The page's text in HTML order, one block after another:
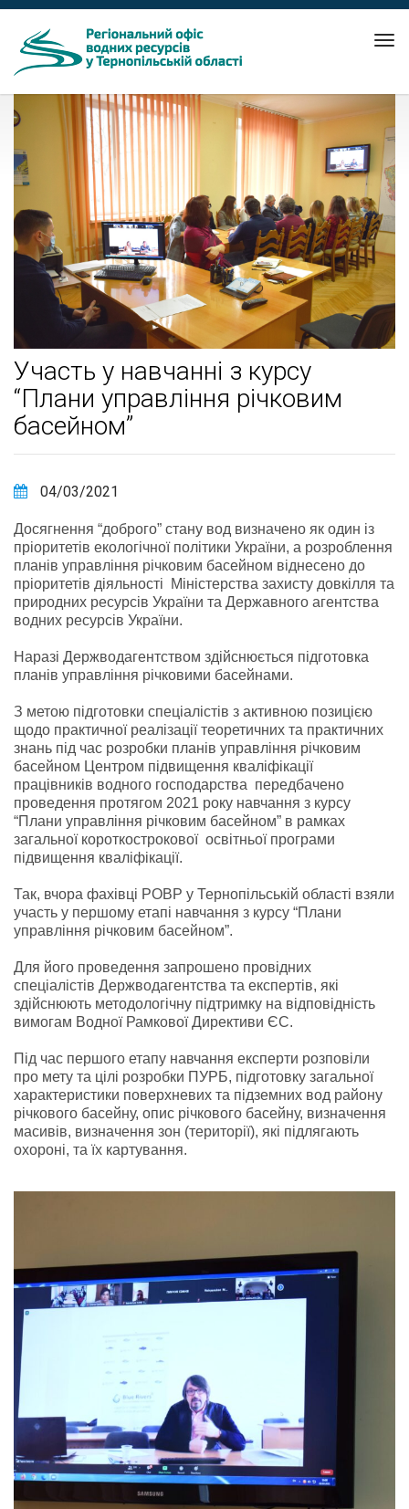
Участь у навчанні з курсу
“Плани управління річковим
басейном”
04/03/2021
Досягнення “доброго” стану вод визначено як один із
пріоритетів екологічної політики України, а розроблення
планів управління річковим басейном віднесено до
пріоритетів діяльності Міністерства захисту довкілля та
природних ресурсів України та Державного агентства
водних ресурсів України.
Наразі Держводагентством здійснюється підготовка
планів управління річковими басейнами.
З метою підготовки спеціалістів з активною позицією
щодо практичної реалізації теоретичних та практичних
знань під час розробки планів управління річковим
басейном Центром підвищення кваліфікації
працівників водного господарства передбачено
проведення протягом 2021 року навчання з курсу
“Плани управління річковим басейном” в рамках
загальної короткострокової освітньої програми
підвищення кваліфікації.
Так, вчора фахівці РОВР у Тернопільській області взяли
участь у першому етапі навчання з курсу “Плани
управління річковим басейном”.
Для його проведення запрошено провідних
спеціалістів Держводагентства та експертів, які
здійснюють методологічну підтримку на відповідність
вимогам Водної Рамкової Директиви ЄС.
Під час першого етапу навчання експерти розповіли
про мету та цілі розробки ПУРБ, підготовку загальної
характеристики поверхневих та підземних вод району
річкового басейну, опис річкового басейну, визначення
масивів, визначення зон (території), які підлягають
охороні, та їх картування.